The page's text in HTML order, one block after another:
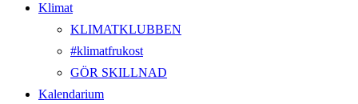
Klimat
KLIMATKLUBBEN
#klimatfrukost
GÖR SKILLNAD
Kalendarium